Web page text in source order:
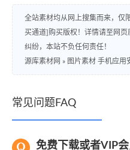
全站素材均从网上搜集而来，仅
买通道]购买版权！详情请至网
纠纷，本站不负任何责任！
源库素材网 » 图片素材 手机应用
常见问题FAQ
免费下载或者VIP